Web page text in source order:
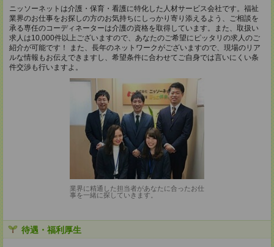
ニッソーネットは介護・保育・看護に特化した人材サービス会社です。福祉
業界のお仕事をお探しの方のお気持ちにしっかり寄り添えるよう、ご相談を
承る専任のコーディネーターは介護の資格を取得しています。また、取扱い
求人は10,000件以上ございますので、あなたのご希望にピッタリの求人のご
紹介が可能です！ また、長年のネットワークがございますので、現場のリア
ルな情報もお伝えできますし、希望条件に合わせてご自身では言いにくい条
件交渉も行いますよ。
業界に精通した担当者があなたに合ったお仕
事を一緒に探していきます。
待遇・福利厚生